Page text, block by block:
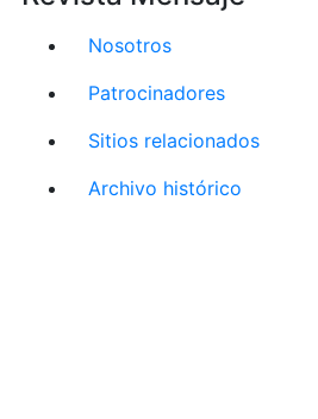
Nosotros
Patrocinadores
Sitios relacionados
Archivo histórico